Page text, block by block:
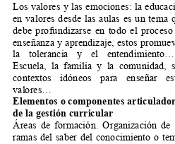
Los valores y las emociones: la
en valores desde las aulas es un tema
debe profundizarse en todo el
enseñanza y aprendizaje, estos
la tolerancia y el
Escuela, la familia y la comunidad,
contextos idóneos para enseñar
valores…
Elementos o componentes
de la gestión curricular
Áreas de formación. Organización
ramas del saber del conocimiento o